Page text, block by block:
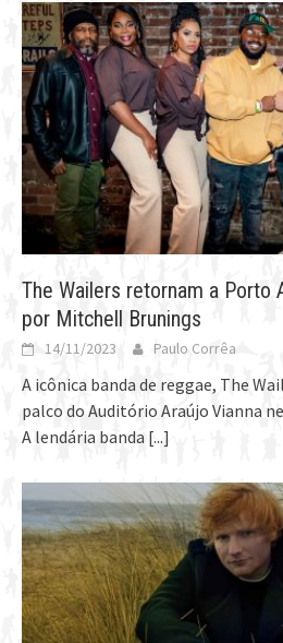
The Wailers retornam a Porto
por Mitchell Brunings
14/11/2023 Paulo Corrêa
A icônica banda de reggae, The
palco do Auditório Araújo Vianna
A lendária banda [...]